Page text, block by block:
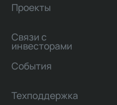
Проекты
Связи с
инвесторами
События
Техподдержка